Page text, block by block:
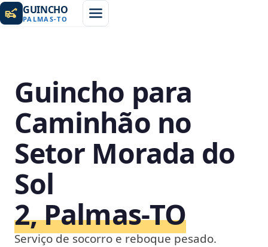
GUINCHO
PALMAS-TO
Guincho para
Caminhão no
Setor Morada do
Sol
2, Palmas‑TO
Serviço de socorro e reboque pesado.